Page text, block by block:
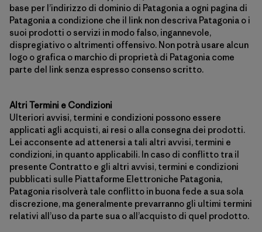
base per l’indirizzo di dominio di Patagonia a ogni pagina di
Patagonia a condizione che il link non descriva Patagonia o i
suoi prodotti o servizi in modo falso, ingannevole,
dispregiativo o altrimenti offensivo. Non potrà usare alcun
logo o grafica o marchio di proprietà di Patagonia come
parte del link senza espresso consenso scritto.
Altri Termini e Condizioni
Ulteriori avvisi, termini e condizioni possono essere
applicati agli acquisti, ai resi o alla consegna dei prodotti.
Lei acconsente ad attenersi a tali altri avvisi, termini e
condizioni, in quanto applicabili. In caso di conflitto tra il
presente Contratto e gli altri avvisi, termini e condizioni
pubblicati sulle Piattaforme Elettroniche Patagonia,
Patagonia risolverà tale conflitto in buona fede a sua sola
discrezione, ma generalmente prevarranno gli ultimi termini
relativi all’uso da parte sua o all’acquisto di quel prodotto.